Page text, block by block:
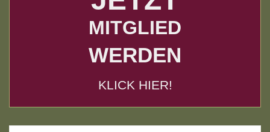
MITGLIED
WERDEN
KLICK HIER!